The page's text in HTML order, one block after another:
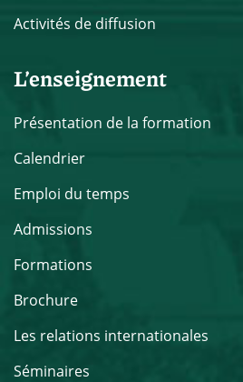
Activités de diffusion
L’enseignement
Présentation de la formation
Calendrier
Emploi du temps
Admissions
Formations
Brochure
Les relations internationales
Séminaires